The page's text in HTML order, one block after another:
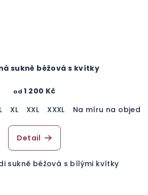
sukně béžová s kvítky
od 1 200 Kč
L XL XXL XXXL Na míru na
Detail
sukně béžová s bílými kvítky